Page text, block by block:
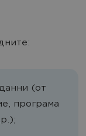
(от
програма